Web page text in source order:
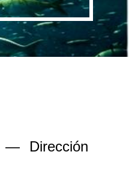
— Dirección